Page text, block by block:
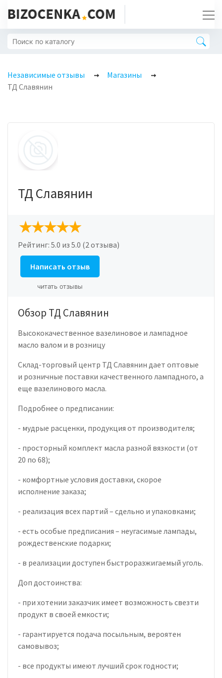
Независимые отзывы
Магазины
ТД Славянин
ТД Славянин
Рейтинг: 5.0 из 5.0 (2 отзыва)
Написать отзыв
читать отзывы
Обзор ТД Славянин
Высококачественное вазелиновое и лампадное
масло валом и в розницу
Склад-торговый центр ТД Славянин дает оптовые
и розничные поставки качественного лампадного, а
еще вазелинового масла.
Подробнее о предписании:
- мудрые расценки, продукция от производителя;
- просторный комплект масла разной вязкости (от
20 по 68);
- комфортные условия доставки, скорое
исполнение заказа;
- реализация всех партий – сдельно и упаковками;
- есть особые предписания – неугасимые лампады,
рождественские подарки;
- в реализации доступен быстроразжигаемый уголь.
Доп достоинства:
- при хотении заказчик имеет возможность свезти
продукт в своей емкости;
- гарантируется подача посыльным, вероятен
самовывоз;
- все продукты имеют лучший срок годности;